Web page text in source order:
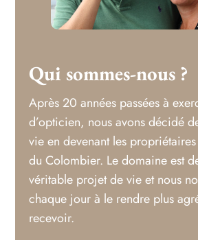
Qui sommes-nous ?
Après 20 années passées à
d’opticien, nous avons décidé
vie en devenant les
du Colombier. Le domaine est
véritable projet de vie et nous
chaque jour à le rendre plus
recevoir.